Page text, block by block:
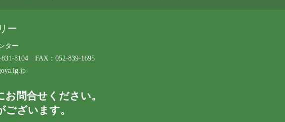
ー
ター
8104 FAX：052-839-1695
問合せください。
ざいます。